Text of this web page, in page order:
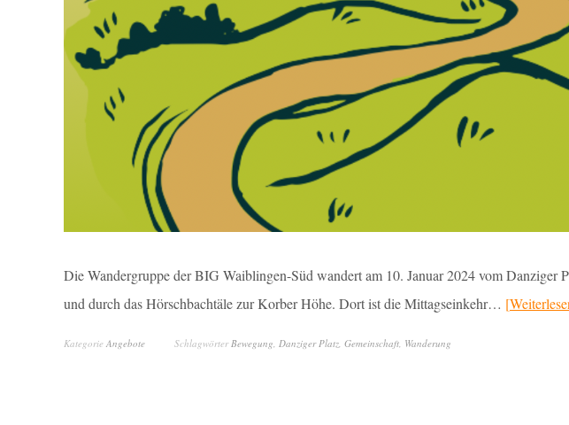
Die Wandergruppe der BIG Waiblingen-Süd wandert am 10. Januar 2024 vom Danziger
und durch das Hörschbachtäle zur Korber Höhe. Dort ist die Mittagseinkehr…
Kategorie Angebote SchlagwörterBewegung, Danziger Platz, Gemeinschaft, Wanderung